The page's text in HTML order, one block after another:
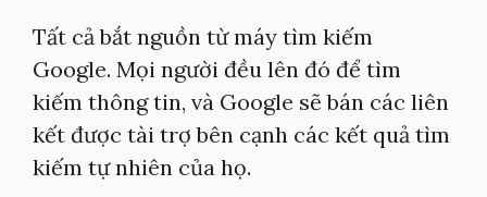
Tất cả bắt nguồn từ máy tìm kiếm
Google. Mọi người đều lên đó để tìm
kiếm thông tin, và Google sẽ bán các liên
kết được tài trợ bên cạnh các kết quả tìm
kiếm tự nhiên của họ.